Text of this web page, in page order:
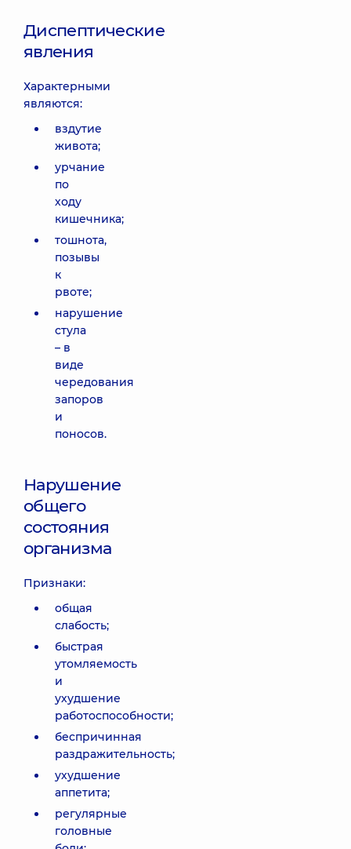
Диспептические
явления
Характерными
являются:
вздутие
живота;
урчание
по
ходу
кишечника;
тошнота,
позывы
к
рвоте;
нарушение
стула
– в
виде
чередования
запоров
и
поносов.
Нарушение
общего
состояния
организма
Признаки:
общая
слабость;
быстрая
утомляемость
и
ухудшение
работоспособности;
беспричинная
раздражительность;
ухудшение
аппетита;
регулярные
головные